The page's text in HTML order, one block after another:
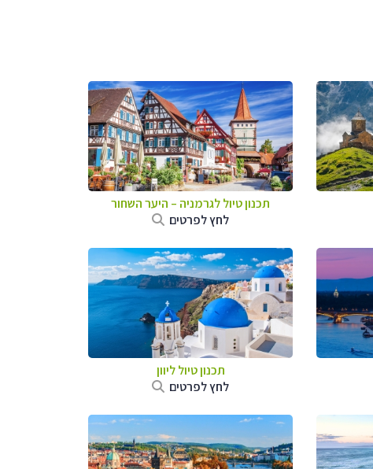
תכנון טיול לגרמניה – היער השחור
לחץ לפרטים
תכנון טיול ליוון
לחץ לפרטים